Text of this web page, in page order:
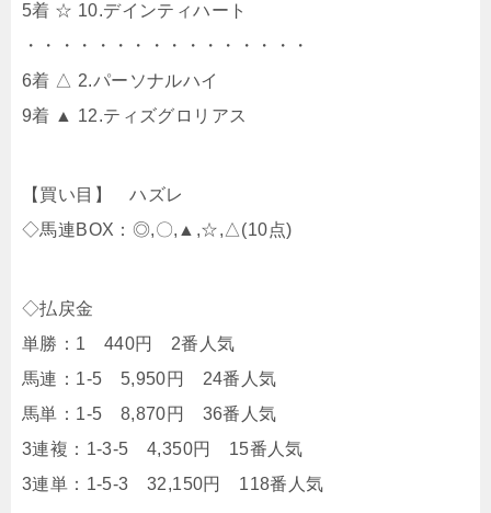
5着 ☆ 10.デインティハート
・・・・・・・・・・・・・・・・
6着 △ 2.パーソナルハイ
9着 ▲ 12.ティズグロリアス
【買い目】 ハズレ
◇馬連BOX：◎,〇,▲,☆,△(10点)
◇払戻金
単勝：1 440円 2番人気
馬連：1-5 5,950円 24番人気
馬単：1-5 8,870円 36番人気
3連複：1-3-5 4,350円 15番人気
3連単：1-5-3 32,150円 118番人気